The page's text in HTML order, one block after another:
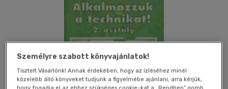
Személyre szabott könyvajánlatok!
Tisztelt Vásárlónk! Annak érdekében, hogy az ízléséhez minél
közelebb álló könyveket tudjunk a figyelmébe ajánlani, arra kérjük,